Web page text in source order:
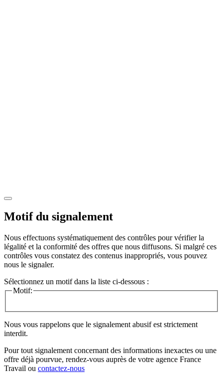
Motif du signalement
Nous effectuons systématiquement des contrôles pour vérifier la
légalité et la conformité des offres que nous diffusons. Si malgré ces
contrôles vous constatez des contenus inappropriés, vous pouvez
nous le signaler.
Sélectionnez un motif dans la liste ci-dessous :
Motif:
Nous vous rappelons que le signalement abusif est strictement
interdit.
Pour tout signalement concernant des informations inexactes ou une
offre déjà pourvue, rendez-vous auprès de votre agence France
Travail ou contactez-nous